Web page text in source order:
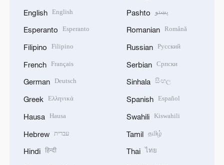
English English
Esperanto Esperanto
Filipino Filipino
French Français
German Deutsch
Greek Ελληνικά
Hausa Hausa
Hebrew עברית
Hindi हिन्दी
Pashto پښتو
Romanian Română
Russian Русский
Serbian Српски
Sinhala සිංහල
Spanish Español
Swahili Kiswahili
Tamil தமிழ்
Thai ไทย